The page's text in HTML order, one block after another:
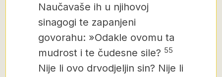
Naučavaše ih u njihovoj
sinagogi te zapanjeni
govorahu: »Odakle ovomu ta
mudrost i te čudesne sile? 55
Nije li ovo drvodjeljin sin? Nije li